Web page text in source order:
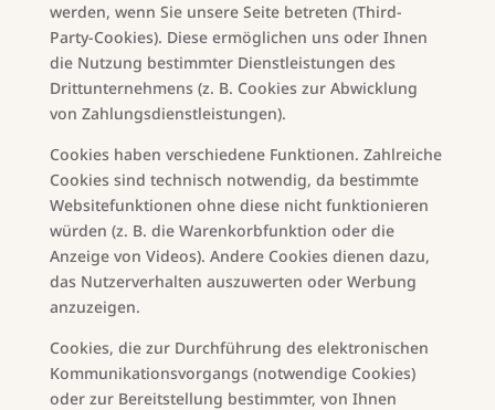
werden, wenn Sie unsere Seite betreten (Third-
Party-Cookies). Diese ermöglichen uns oder Ihnen
die Nutzung bestimmter Dienstleistungen des
Drittunternehmens (z. B. Cookies zur Abwicklung
von Zahlungsdienstleistungen).
Cookies haben verschiedene Funktionen. Zahlreiche
Cookies sind technisch notwendig, da bestimmte
Websitefunktionen ohne diese nicht funktionieren
würden (z. B. die Warenkorbfunktion oder die
Anzeige von Videos). Andere Cookies dienen dazu,
das Nutzerverhalten auszuwerten oder Werbung
anzuzeigen.
Cookies, die zur Durchführung des elektronischen
Kommunikationsvorgangs (notwendige Cookies)
oder zur Bereitstellung bestimmter, von Ihnen